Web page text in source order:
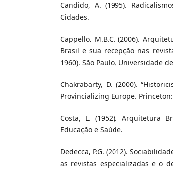
Candido, A. (1995).
Cidades.
Cappello, M.B.C. (2006).
Brasil e sua recepção nas
1960). São Paulo, Universidade
Chakrabarty, D. (2000).
Provincializing Europe.
Costa, L. (1952). Arquitetura
Educação e Saúde.
Dedecca, P.G. (2012).
as revistas especializadas e o